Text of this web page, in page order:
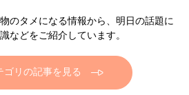
のタメになる情報から、明日の話題に
などをご紹介しています。
ゴリの記事を見る